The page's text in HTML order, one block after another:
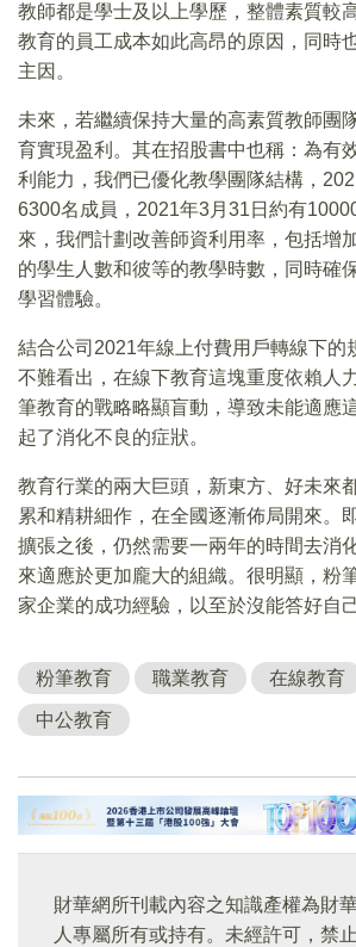
教師都是學士及以上學歷，整體素質較
教育的員工成本如此高昂的原因，同時
主因。
未來，若繼續保持大量的高素質教師團
育實現盈利。其在招股書中也稱：為有
利能力，我們已優化教學團隊結構，
6300名成員，2021年3月31日約有
來，我們計劃改善師資利用率，包括增
的學生人數和彼等的教學時數，同時確
學習體驗。
結合公司2021年線上付費用戶轉線下的
不難看出，在線下教育這塊重度依賴人
筆教育的戰略略顯盲動，導致未能適應
起了消化不良的症狀。
教育行業的兩大巨頭，新東方、好未來
累和精耕細作，在全國逐漸佈局開來。
擴張之後，仍然需要一兩年的時間去消
來適應於更加龐大的組織。很明顯，粉
家企業的成功經驗，以至於沒能答好自
粉筆教育 職業教育 在線教育
中公教育
財華網所刊載內容之知識產權為財
人專屬所有或持有。未經許可，禁